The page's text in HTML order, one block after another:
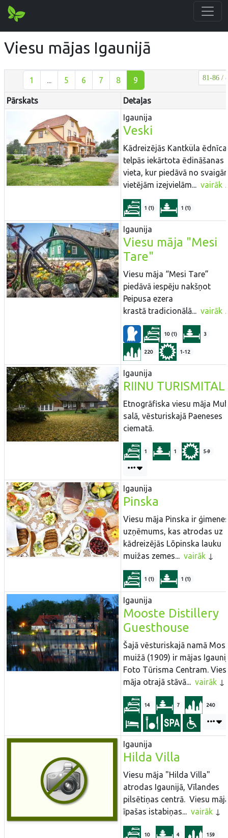
Viesu mājas Igaunijā
81-86 /
1 ... 5 6 7 8 9
Pārskats
Detaļas
Igaunija
Veski
Kādreizējās Kantküla
telpās iekārtota ēdināšanas
vieta, kur piedāvā no
vietējām izejvielām... vairāk
1 (1) 1 (1)
Igaunija
Viesu māja "Mesi
Tare"
Viesu māja “Mesi Tare”
piedāvā iespēju nakšņot
Peipusa ezera
krastā tradicionālā... vairāk
10 (1) 3
220 1-12
Igaunija
RIINU
Etnogrāfiska viesu māja
salā, vēsturiskajā Paeneses
ciematā.
1 1 5-9
Igaunija
Pinska
Viesu māja Pinska ir
uzņēmums, kas atrodas uz
kādreizējās Lõpinska lauku
muižas zemes... vairāk
1 (1) 1 (1)
Igaunija
Mooste Distillery
Guesthouse
Šajā vēsturiskajā namā
muižā (1909) ir mājas
Foto Tūrisma Centram.
māja otrajā stāvā... vairāk
14 7 240
Igaunija
Hilda Villa
Viesu māja "Hilda Villa"
atrodas Igaunijā, Vīlandes
pilsētiņas centrā. Viesu
īpašas istabiņas... vairāk
10 4 159